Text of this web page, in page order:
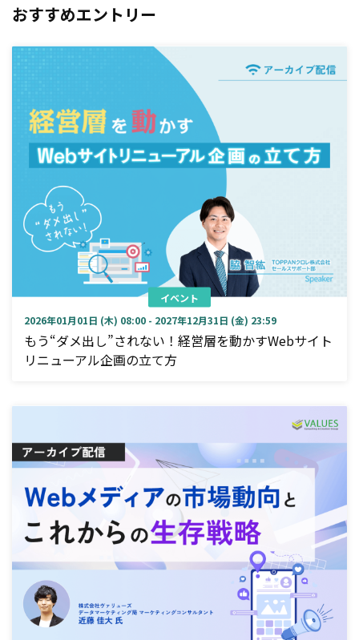
おすすめエントリー
イベント
2026年01月01日 (木) 08:00 - 2027年12月31日 (金) 23:59
もう“ダメ出し”されない！経営層を動かすWebサイト
リニューアル企画の立て方